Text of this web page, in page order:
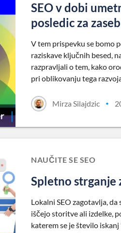
SEO v dobi
posledic za
V tem prispevku se bomo
raziskave ključnih besed,
razpravljali o tem, kako
pri oblikovanju tega
Mirza Silajdzic •
NAUČITE SE SEO
Spletno strganje
Lokalni SEO zagotavlja,
iščejo storitve ali izdelke,
katerem se je število